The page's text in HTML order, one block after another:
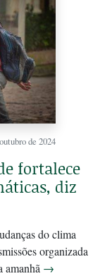
de 2024
fortalece
diz
do clima
organizada
amanhã →